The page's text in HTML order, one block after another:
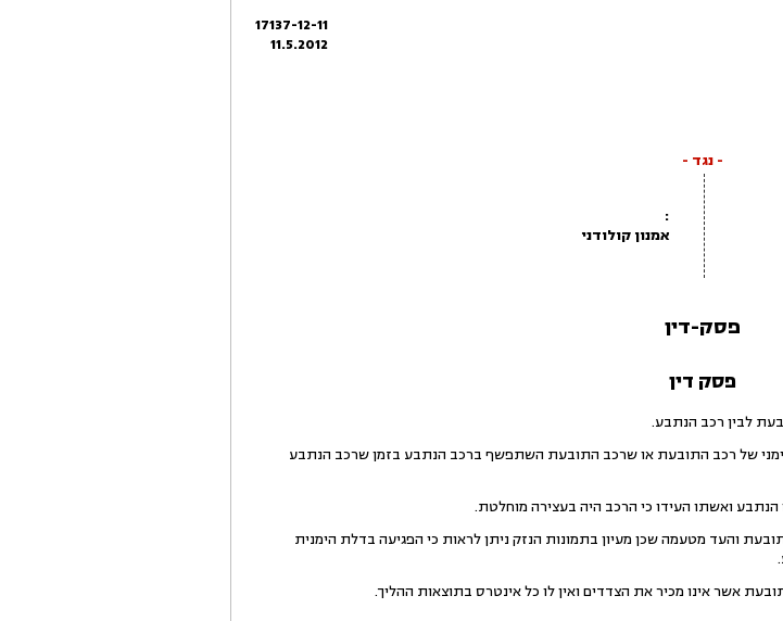
17137-12-11
11.5.2012
- נגד -
:
אמנון קולודני
פסק-דין
פסק דין
לבין רכב הנתבע.
של רכב התובעת או שרכב התובעת השתפשף ברכב הנתבע בזמן שרכב הנתבע
ואשתו העידו כי הרכב היה בעצירה מוחלטת.
והעד מטעמה שכן מעיון בתמונות הנזק ניתן לראות כי הפגיעה בדלת הימנית
אשר אינו מכיר את הצדדים ואין לו כל אינטרס בתוצאות ההליך.